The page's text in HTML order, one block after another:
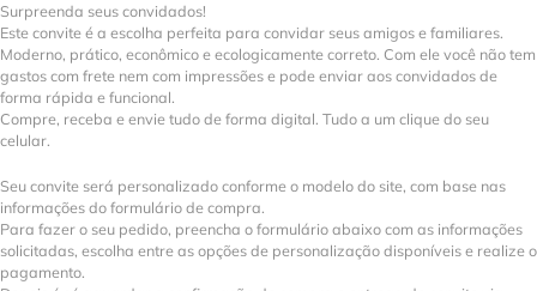
Surpreenda seus convidados!
Este convite é a escolha perfeita para convidar seus amigos e familiares.
Moderno, prático, econômico e ecologicamente correto. Com ele você não tem
gastos com frete nem com impressões e pode enviar aos convidados de
forma rápida e funcional.
Compre, receba e envie tudo de forma digital. Tudo a um clique do seu
celular.
Seu convite será personalizado conforme o modelo do site, com base nas
informações do formulário de compra.
Para fazer o seu pedido, preencha o formulário abaixo com as informações
solicitadas, escolha entre as opções de personalização disponíveis e realize o
pagamento.